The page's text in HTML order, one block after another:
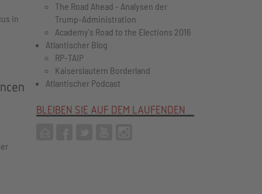
in
The Road Ahead - Analysen der
Trump-Administration
Academy's Road to the Elections 2016
Atlantischer Blog
RP-TAIP
Kaiserslautern Borderland
Atlantischer Podcast
BLEIBEN SIE AUF DEM LAUFENDEN